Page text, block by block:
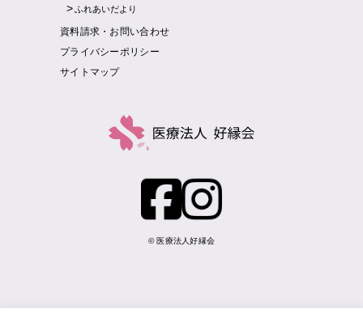
ふれあいだより
資料請求・お問い合わせ
プライバシーポリシー
サイトマップ
© 医療法人好縁会